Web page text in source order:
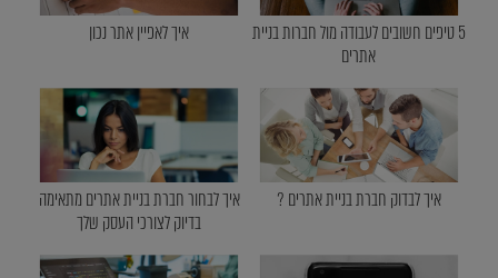
5 טיפים חשובים לעבודה מול חברות בניית
אתרים
איך לאפיין אתר נכון
איך לבדוק חברת בניית אתרים ?
איך לבחור חברת בניית אתרים מתאימה
בדיוק לצורכי העסק שלך